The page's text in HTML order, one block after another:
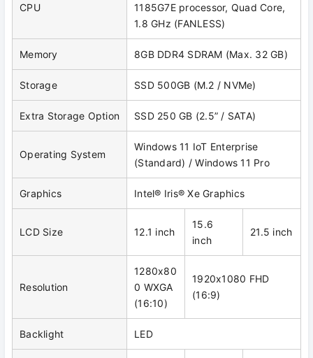
CPU
1185G7E processor, Quad Core,
1.8 GHz (FANLESS)
Memory 8GB DDR4 SDRAM (Max. 32 GB)
Storage SSD 500GB (M.2 / NVMe)
Extra Storage Option SSD 250 GB (2.5” / SATA)
Operating System
Windows 11 IoT Enterprise
(Standard) / Windows 11 Pro
Graphics Intel® Iris® Xe Graphics
LCD Size 12.1 inch
15.6
inch
21.5 inch
Resolution
1280x80
0 WXGA
(16:10)
1920x1080 FHD
(16:9)
Backlight LED